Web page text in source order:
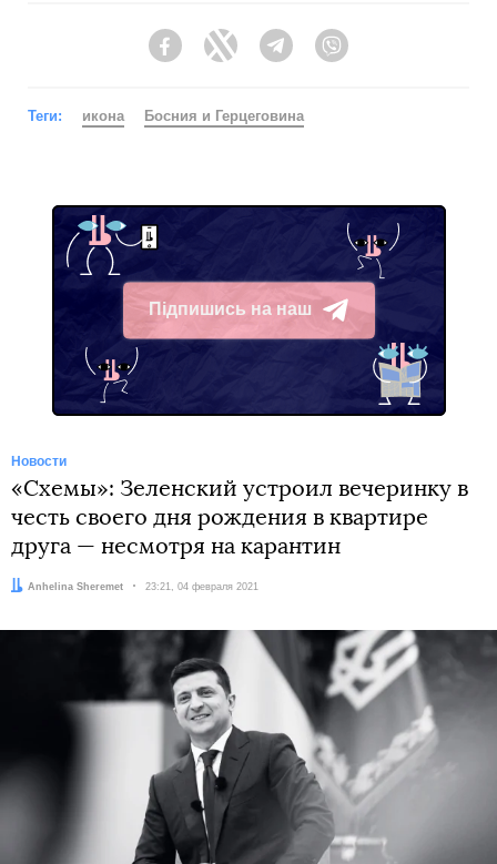
FacebookTwitter Telegram
Теги: икона Босния и Герцеговина
Підпишись на наш
Telegram
Новости
«Схемы»: Зеленский устроил вечеринку в
честь своего дня рождения в квартире
друга — несмотря на карантин
Автор:
Anhelina Sheremet Дата:
23:21, 04 февраля 2021